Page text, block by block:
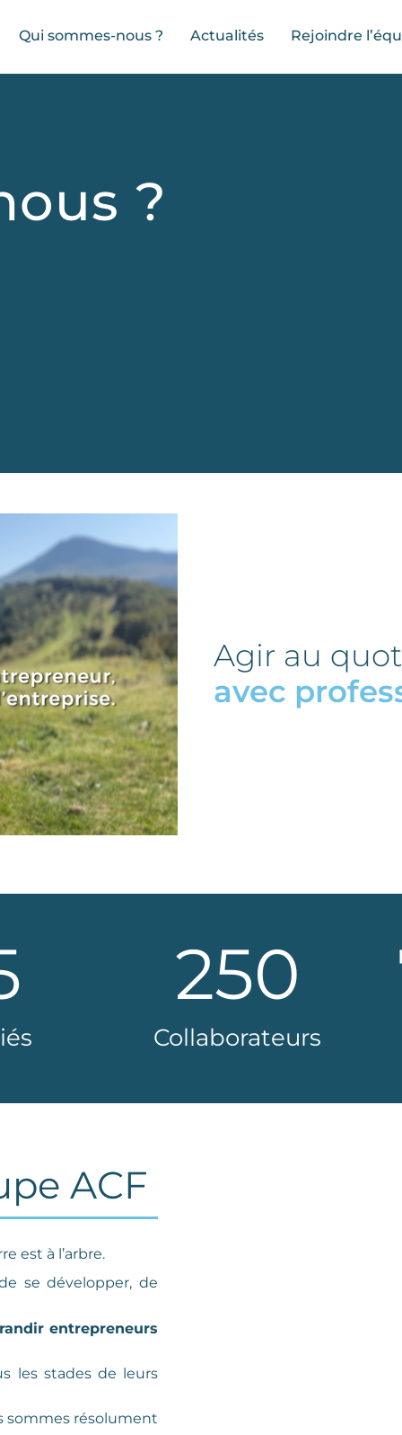
Qui sommes-nous ? Actualités Rejoindre
?
Agir au
avec
Collaborateurs
250
ACF
est à l’arbre.
se développer, de
entrepreneurs
les stades de leurs
sommes résolument